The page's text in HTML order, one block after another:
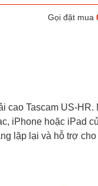
Gọi đặt mua
Tascam US-
iPhone hoặc
lặp lại và hỗ trợ